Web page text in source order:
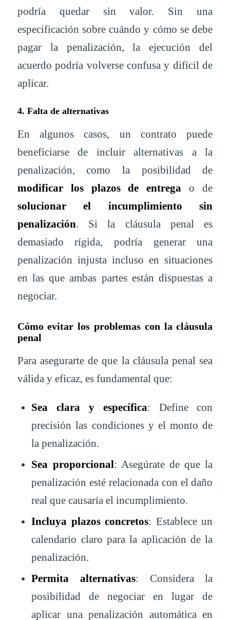
podría quedar sin valor. Sin una
especificación sobre cuándo y cómo se debe
pagar la penalización, la ejecución del
acuerdo podría volverse confusa y difícil de
aplicar.
4. Falta de alternativas
En algunos casos, un contrato puede
beneficiarse de incluir alternativas a la
penalización, como la posibilidad de
modificar los plazos de entrega o de
solucionar el incumplimiento sin
penalización. Si la cláusula penal es
demasiado rígida, podría generar una
penalización injusta incluso en situaciones
en las que ambas partes están dispuestas a
negociar.
Cómo evitar los problemas con la cláusula
penal
Para asegurarte de que la cláusula penal sea
válida y eficaz, es fundamental que:
Sea clara y específica: Define con
precisión las condiciones y el monto de
la penalización.
Sea proporcional : Asegúrate de que la
penalización esté relacionada con el daño
real que causaría el incumplimiento.
Incluya plazos concretos: Establece un
calendario claro para la aplicación de la
penalización.
Permita alternativas: Considera la
posibilidad de negociar en lugar de
aplicar una penalización automática en